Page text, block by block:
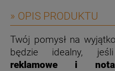
» OPIS PRODUKTU
Twój pomysł na
będzie idealny,
reklamowe i